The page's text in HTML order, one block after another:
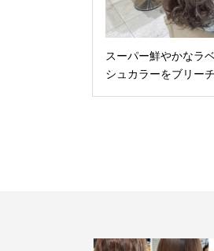
スーパー鮮やかなラ
シュカラーをブリー